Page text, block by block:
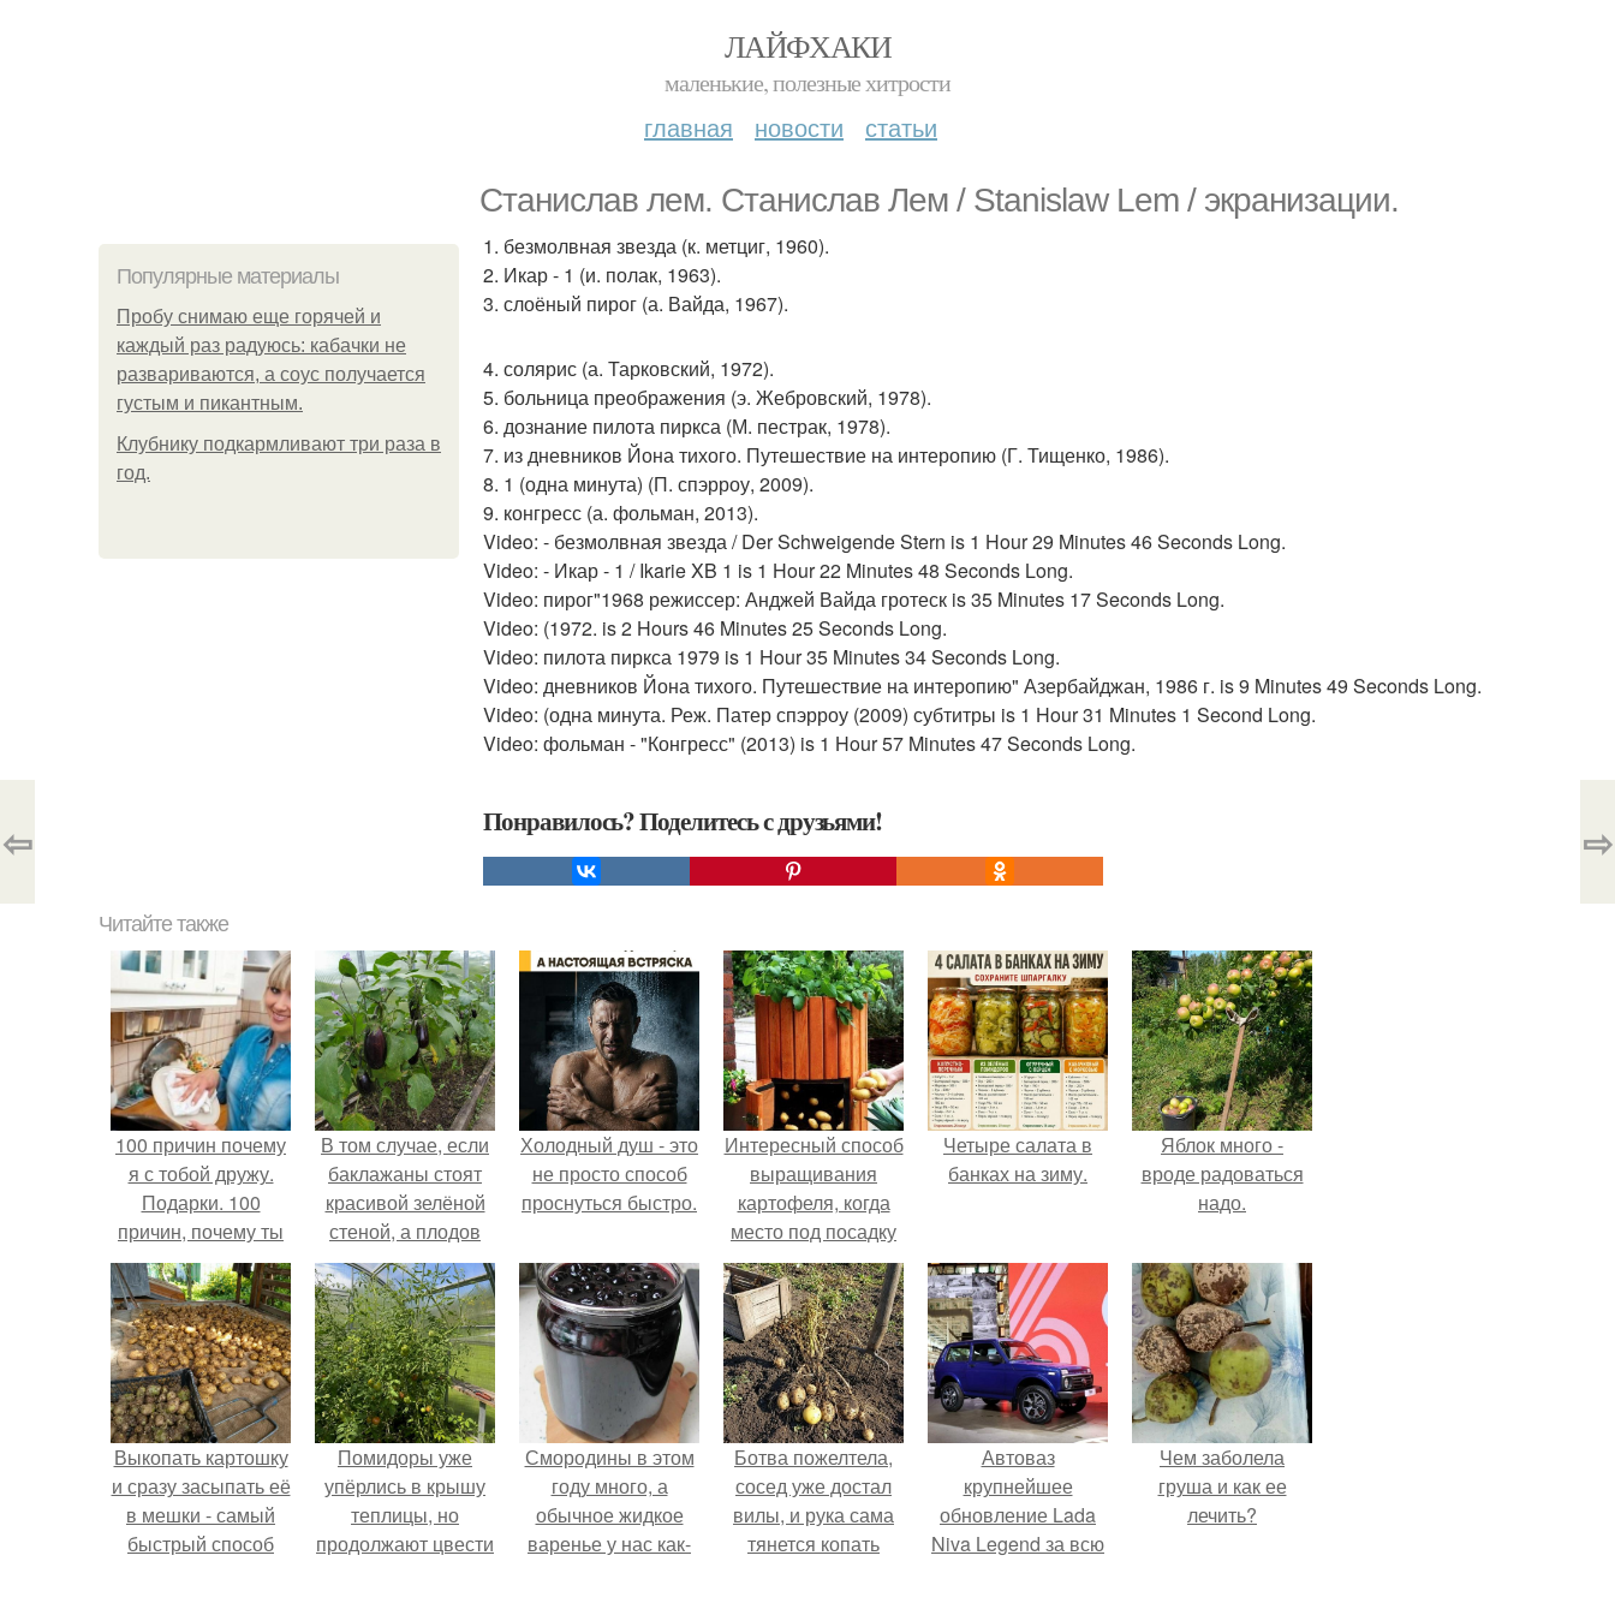
ЛАЙФХАКИ
маленькие, полезные хитрости
главная новости статьи
Станислав лем. Станислав Лем / Stanislaw Lem / экранизации.
Популярные материалы
Пробу снимаю еще горячей и
каждый раз радуюсь: кабачки не
развариваются, а соус получается
густым и пикантным.
Клубнику подкaрмливают три раза в
гoд.
1. безмолвная звезда (к. метциг, 1960).
2. Икар - 1 (и. полак, 1963).
3. слоёный пирог (а. Вайда, 1967).
4. солярис (а. Тарковский, 1972).
5. больница преображения (э. Жебровский, 1978).
6. дознание пилота пиркса (М. пестрак, 1978).
7. из дневников Йона тихого. Путешествие на интеропию (Г. Тищенко, 1986).
8. 1 (одна минута) (П. спэрроу, 2009).
9. конгресс (а. фольман, 2013).
Video: - безмолвная звезда / Der Schweigende Stern is 1 Hour 29 Minutes 46 Seconds Long.
Video: - Икар - 1 / Ikarie XB 1 is 1 Hour 22 Minutes 48 Seconds Long.
Video: пирог"1968 режиссер: Анджей Вайда гротеск is 35 Minutes 17 Seconds Long.
Video: (1972. is 2 Hours 46 Minutes 25 Seconds Long.
Video: пилота пиркса 1979 is 1 Hour 35 Minutes 34 Seconds Long.
Video: дневников Йона тихого. Путешествие на интеропию" Азербайджан, 1986 г. is 9 Minutes 49 Seconds Long.
Video: (одна минута. Реж. Патер спэрроу (2009) субтитры is 1 Hour 31 Minutes 1 Second Long.
Video: фольман - "Конгресс" (2013) is 1 Hour 57 Minutes 47 Seconds Long.
Понравилось? Поделитесь с друзьями!
⇦ ⇨
Читайте также
100 причин почему
я с тобой дружу.
Подарки. 100
причин, почему ты
моя лучшая
подруга.
В том случае, если
баклажаны стоят
красивой зелёной
стеной, а плодов
почти не видно -
радоваться тут
нечему.
Холодный душ - это
не просто способ
проснуться быстро.
Интересный способ
выращивания
картофеля, когда
место под посадку
ограничено.
Четыре салата в
банках на зиму.
Яблок много -
вроде радоваться
надо.
Выкопать картошку
и сразу засыпать её
в мешки - самый
быстрый способ
Помидоры уже
упёрлись в крышу
теплицы, но
продолжают цвести
Смородины в этом
году много, а
обычное жидкое
варенье у нас как-
Ботва пожелтела,
сосед уже достал
вилы, и рука сама
тянется копать
Автоваз
крупнейшее
обновление Lada
Niva Legend за всю
Чем заболела
груша и как ее
лечить?